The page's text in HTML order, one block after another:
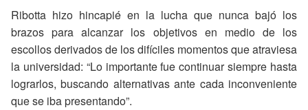
Ribotta hizo hincapié en la lucha que nunca bajó los
brazos para alcanzar los objetivos en medio de los
escollos derivados de los difíciles momentos que atraviesa
la universidad: “Lo importante fue continuar siempre hasta
lograrlos, buscando alternativas ante cada inconveniente
que se iba presentando”.